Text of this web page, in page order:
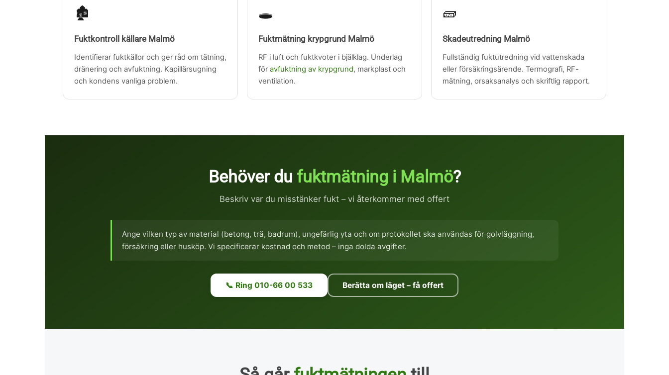
🏚️
Fuktkontroll källare Malmö
Identifierar fuktkällor och ger råd om tätning,
dränering och avfuktning. Kapillärsugning
och kondens vanliga problem.
🕳️
Fuktmätning krypgrund Malmö
RF i luft och fuktkvoter i bjälklag. Underlag
föravfuktning av krypgrund, markplast och
ventilation.
🧱
Skadeutredning Malmö
Fullständig fuktutredning vid vattenskada
eller försäkringsärende. Termografi, RF-
mätning, orsaksanalys och skriftlig rapport.
Behöver du fuktmätning i Malmö?
Beskriv var du misstänker fukt – vi återkommer med offert
Ange vilken typ av material (betong, trä, badrum), ungefärlig yta och om protokollet ska användas för golvläggning,
försäkring eller husköp. Vi specificerar kostnad och metod – inga dolda avgifter.
📞 Ring 010-66 00 533 Berätta om läget – få offert